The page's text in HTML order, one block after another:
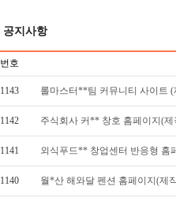
공지사항
번호
1143 롤마스터**팀 커뮤니티 사이트 (
1142 주식회사 커** 창호 홈페이지(제
1141 외식푸드** 창업센터 반응형 홈
1140 월*산 해와달 펜션 홈페이지(제